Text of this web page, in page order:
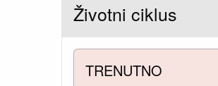
Životni ciklus
TRENUTNO